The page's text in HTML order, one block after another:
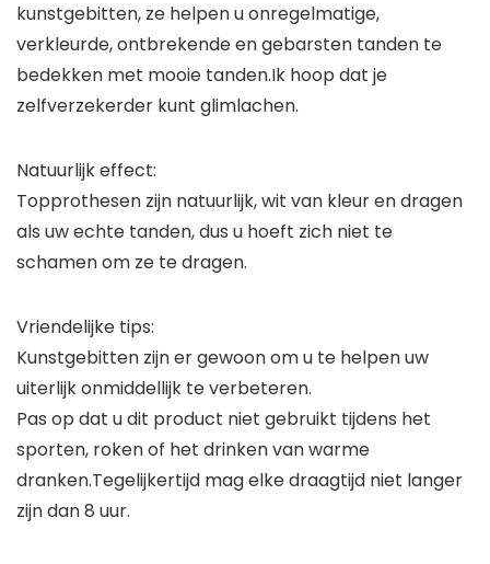
kunstgebitten, ze helpen u onregelmatige,
verkleurde, ontbrekende en gebarsten tanden te
bedekken met mooie tanden.Ik hoop dat je
zelfverzekerder kunt glimlachen.
Natuurlijk effect:
Topprothesen zijn natuurlijk, wit van kleur en dragen
als uw echte tanden, dus u hoeft zich niet te
schamen om ze te dragen.
Vriendelijke tips:
Kunstgebitten zijn er gewoon om u te helpen uw
uiterlijk onmiddellijk te verbeteren.
Pas op dat u dit product niet gebruikt tijdens het
sporten, roken of het drinken van warme
dranken.Tegelijkertijd mag elke draagtijd niet langer
zijn dan 8 uur.